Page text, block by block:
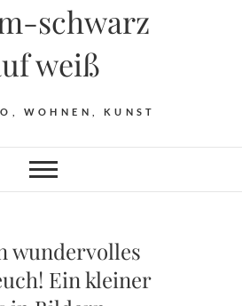
schwarz
weiß
WOHNEN, KUNST
wundervolles
Ein kleiner